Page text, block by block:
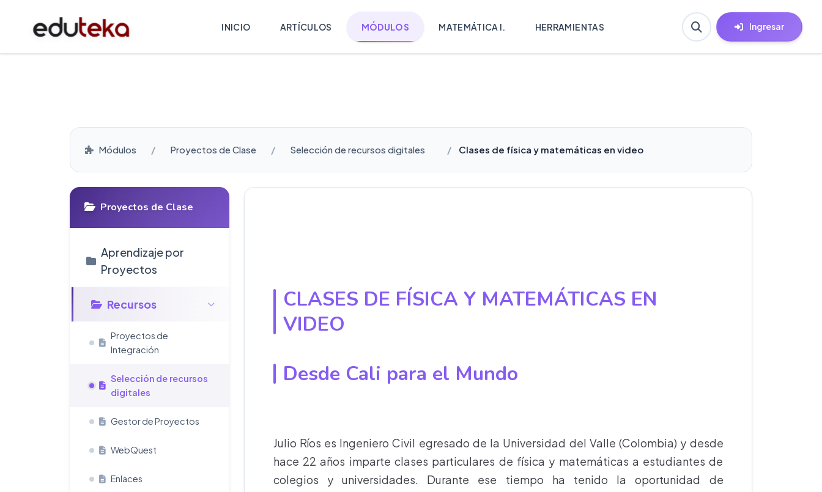
INICIO ARTÍCULOS MÓDULOS MATEMÁTICA I. HERRAMIENTAS Ingresar
Módulos Proyectos de Clase Selección de recursos digitales Clases de física y matemáticas en video
Proyectos de Clase
Aprendizaje por
Proyectos
Recursos
Proyectos de
Integración
Selección de recursos
digitales
Gestor de Proyectos
WebQuest
Enlaces
CLASES DE FÍSICA Y MATEMÁTICAS EN
VIDEO
Desde Cali para el Mundo
Julio Ríos es Ingeniero Civil egresado de la Universidad del Valle (Colombia) y desde
hace 22 años imparte clases particulares de física y matemáticas a estudiantes de
colegios y universidades. Durante ese tiempo ha tenido la oportunidad de